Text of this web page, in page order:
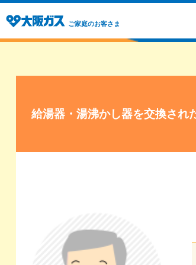
ご家庭のお客さま
給湯器・湯沸かし器を交換され